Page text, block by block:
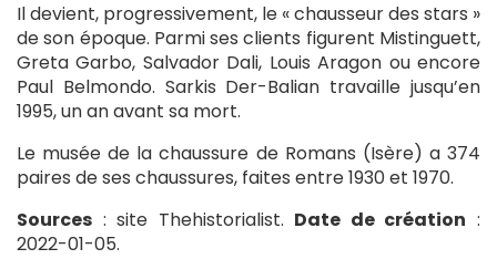
Il devient, progressivement, le « chausseur des stars »
de son époque. Parmi ses clients figurent Mistinguett,
Greta Garbo, Salvador Dali, Louis Aragon ou encore
Paul Belmondo. Sarkis Der-Balian travaille jusqu’en
1995, un an avant sa mort.
Le musée de la chaussure de Romans (Isère) a 374
paires de ses chaussures, faites entre 1930 et 1970.
Sources : site Thehistorialist. Date de création :
2022-01-05.